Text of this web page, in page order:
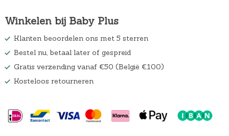
Winkelen bij Baby Plus
Klanten beoordelen ons met 5 sterren
Bestel nu, betaal later of gespreid
Gratis verzending vanaf €50 (België €100)
Kosteloos retourneren